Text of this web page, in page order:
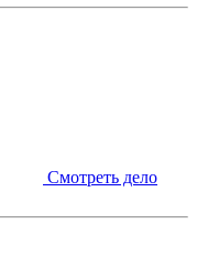
Смотреть дело